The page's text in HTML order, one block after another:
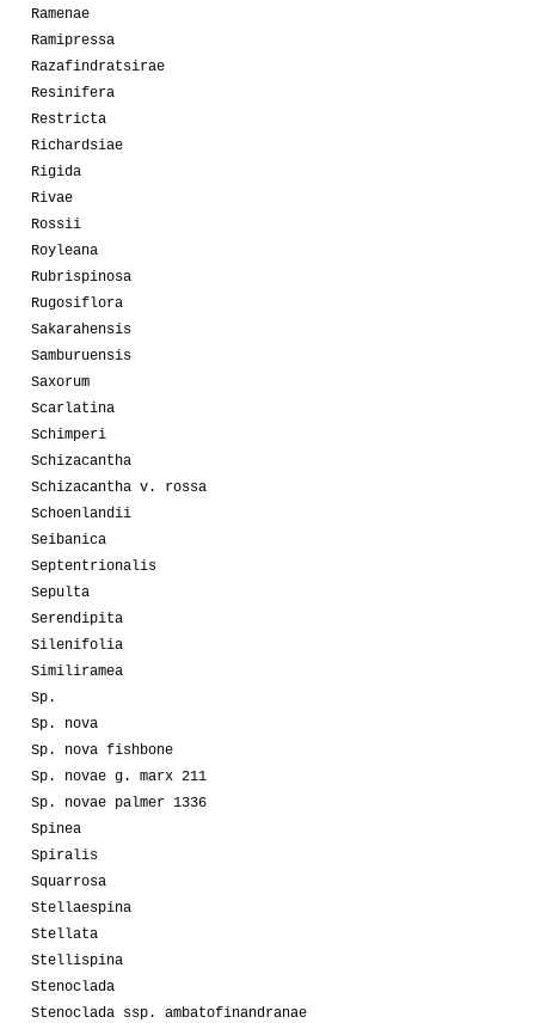
Ramenae
Ramipressa
Razafindratsirae
Resinifera
Restricta
Richardsiae
Rigida
Rivae
Rossii
Royleana
Rubrispinosa
Rugosiflora
Sakarahensis
Samburuensis
Saxorum
Scarlatina
Schimperi
Schizacantha
Schizacantha v. rossa
Schoenlandii
Seibanica
Septentrionalis
Sepulta
Serendipita
Silenifolia
Similiramea
Sp.
Sp. nova
Sp. nova fishbone
Sp. novae g. marx 211
Sp. novae palmer 1336
Spinea
Spiralis
Squarrosa
Stellaespina
Stellata
Stellispina
Stenoclada
Stenoclada ssp. ambatofinandranae